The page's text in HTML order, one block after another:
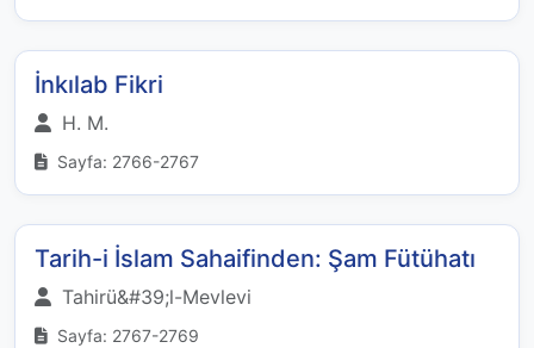
İnkılab Fikri
H. M.
Sayfa: 2766-2767
Tarih-i İslam Sahaifinden: Şam Fütühatı
Tahirü&#39;l-Mevlevi
Sayfa: 2767-2769